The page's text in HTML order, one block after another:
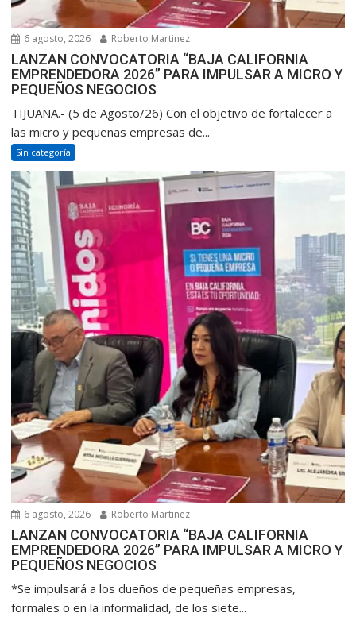
6 agosto, 2026 Roberto Martinez
LANZAN CONVOCATORIA “BAJA CALIFORNIA
EMPRENDEDORA 2026” PARA IMPULSAR A MICRO Y
PEQUEÑOS NEGOCIOS
TIJUANA.- (5 de Agosto/26) Con el objetivo de fortalecer a
las micro y pequeñas empresas de...
Sin categoría
6 agosto, 2026 Roberto Martinez
LANZAN CONVOCATORIA “BAJA CALIFORNIA
EMPRENDEDORA 2026” PARA IMPULSAR A MICRO Y
PEQUEÑOS NEGOCIOS
*Se impulsará a los dueños de pequeñas empresas,
formales o en la informalidad, de los siete...